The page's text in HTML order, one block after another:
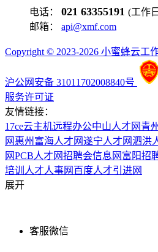
电话： 021 63355191 (工作
邮箱： api@xmf.com
Copyright © 2023-2026 小蜜蜂云工
沪公网安备 31011702008840号
服务许可证
友情链接：
17ce云主机远程办公中山人才网 青
网 惠州富海人才网遂宁人才网泗洪
网PCB人才网招聘会信息网 富阳招
培训 人才人事网 百度人才引进网
展开
客服微信